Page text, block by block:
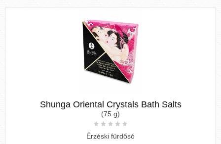
Shunga Oriental Crystals Bath Salts
(75 g)
Érzéski fürdősó